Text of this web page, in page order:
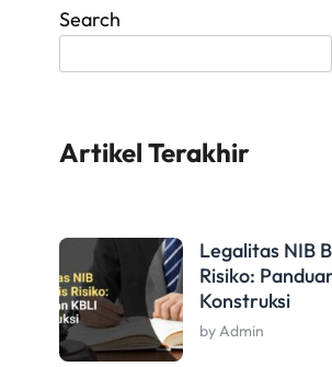
Search
Artikel Terakhir
Legalitas NIB
Risiko:
Konstruksi
by Admin